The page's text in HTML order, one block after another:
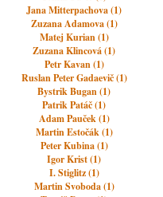
Jana Mitterpachova (1)
Zuzana Adamova (1)
Matej Kurian (1)
Zuzana Klincová (1)
Petr Kavan (1)
Ruslan Peter Gadaevič (1)
Bystrik Bugan (1)
Patrik Patáč (1)
Adam Pauček (1)
Martin Estočák (1)
Peter Kubina (1)
Igor Krist (1)
I. Stiglitz (1)
Martin Svoboda (1)